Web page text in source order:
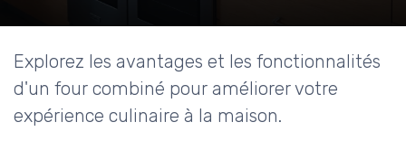
Explorez les avantages et les fonctionnalités
d'un four combiné pour améliorer votre
expérience culinaire à la maison.